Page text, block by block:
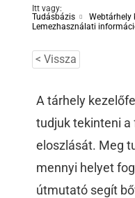
Itt vagy:
Tudásbázis
Webtárhely
Lemezhasználati
< Vissza
A tárhely
tudjuk tekinteni
eloszlását. Meg
mennyi helyet
útmutató segít